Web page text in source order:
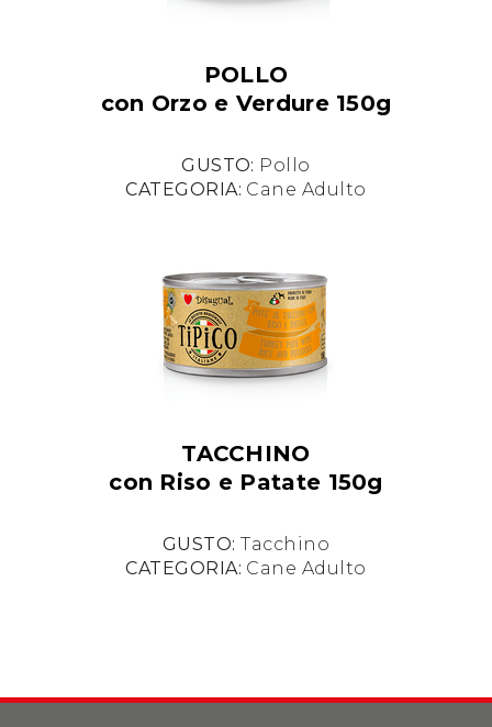
POLLO
con Orzo e Verdure 150g
GUSTO: Pollo
CATEGORIA: Cane Adulto
TACCHINO
con Riso e Patate 150g
GUSTO:Tacchino
CATEGORIA: Cane Adulto